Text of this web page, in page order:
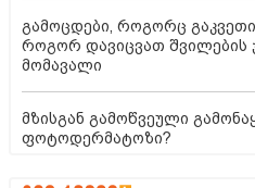
გამოცდები, როგორც
როგორ დავიცვათ შვილების
მომავალი
მზისგან გამოწვეული
ფოტოდერმატოზი?